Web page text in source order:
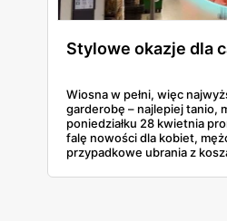
Stylowe okazje dla
Wiosna w pełni, więc
garderobę – najlepiej tanio,
poniedziałku 28 kwietnia
falę nowości dla kobiet,
przypadkowe ubrania z
muślinowe koszule, po